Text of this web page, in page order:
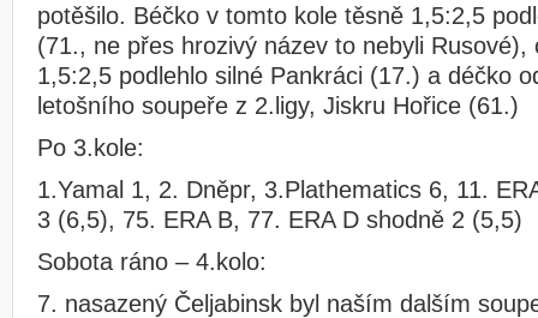
potěšilo. Béčko v tomto kole těsně 1,5:2,5
(71., ne přes hrozivý název to nebyli Rusové),
1,5:2,5 podlehlo silné Pankráci (17.) a déčko
letošního soupeře z 2.ligy, Jiskru Hořice (61.)
Po 3.kole:
1.Yamal 1, 2. Dněpr, 3.Plathematics 6, 11.
3 (6,5), 75. ERA B, 77. ERA D shodně 2 (5,5)
Sobota ráno – 4.kolo:
7. nasazený Čeljabinsk byl naším dalším